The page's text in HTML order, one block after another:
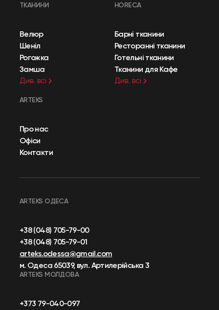
ТКАНИНИ
Велюр
Шеніл
Рогожка
Замша
Див. всі
HORECA
Барні тканини
Ресторанні тканини
Готельні тканини
Тканини для Кафе
Див. всі
ARTEKS
Про нас
Офіси
Контакти
ARTEKS ОДЕСА
+38 (048) 705-79-00
+38 (048) 705-79-01
arteks.odessa@gmail.com
м. Одеса 65039, вул. Артилерійська 3
ARTEKS МОЛДОВА
+373 79-040-097